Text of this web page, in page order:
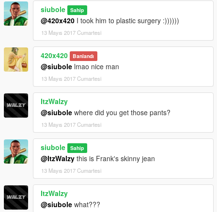
siubole Sahip
@420x420 I took him to plastic surgery :))))))
13 Mayıs 2017 Cumartesi
420x420 Banlandı
@siubole lmao nice man
13 Mayıs 2017 Cumartesi
ItzWalzy
@siubole where did you get those pants?
13 Mayıs 2017 Cumartesi
siubole Sahip
@ItzWalzy this is Frank's skinny jean
13 Mayıs 2017 Cumartesi
ItzWalzy
@siubole what???